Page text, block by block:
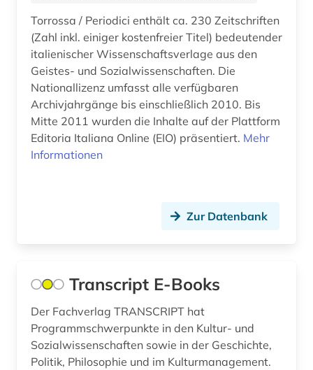
online-publikation (3)
online-recherche (1)
open access (3)
orientalistik (1)
ostafrika (1)
patent (2)
physik (4)
politikwissenschaften (1)
politische bildung (1)
Torrossa / Periodici enthält ca. 230 Zeitschriften
(Zahl inkl. einiger kostenfreier Titel) bedeutender
italienischer Wissenschaftsverlage aus den
Geistes- und Sozialwissenschaften. Die
Nationallizenz umfasst alle verfügbaren
Archivjahrgänge bis einschließlich 2010. Bis
Mitte 2011 wurden die Inhalte auf der Plattform
Editoria Italiana Online (EIO) präsentiert. Mehr
Informationen
Zur Datenbank
Transcript E-Books
Der Fachverlag TRANSCRIPT hat
Programmschwerpunkte in den Kultur- und
Sozialwissenschaften sowie in der Geschichte,
Politik, Philosophie und im Kulturmanagement.